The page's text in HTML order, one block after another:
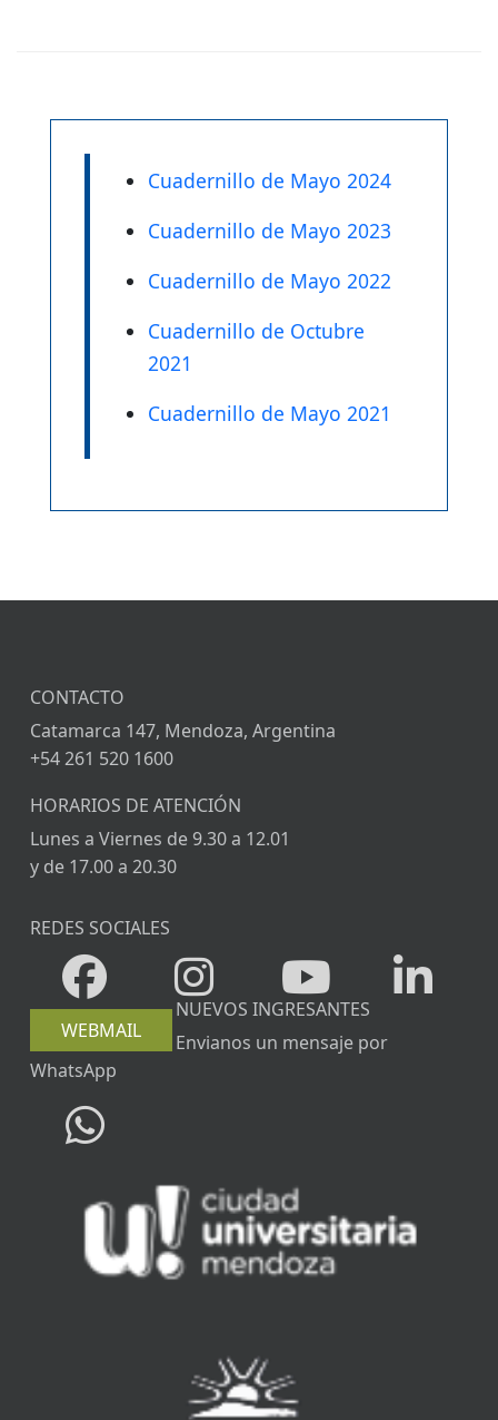
Cuadernillo de Mayo 2024
Cuadernillo de Mayo 2023
Cuadernillo de Mayo 2022
Cuadernillo de Octubre
2021
Cuadernillo de Mayo 2021
CONTACTO
Catamarca 147, Mendoza, Argentina
+54 261 520 1600
HORARIOS DE ATENCIÓN
Lunes a Viernes de 9.30 a 12.01
y de 17.00 a 20.30
REDES SOCIALES
WEBMAIL
NUEVOS INGRESANTES
Envianos un mensaje por
WhatsApp